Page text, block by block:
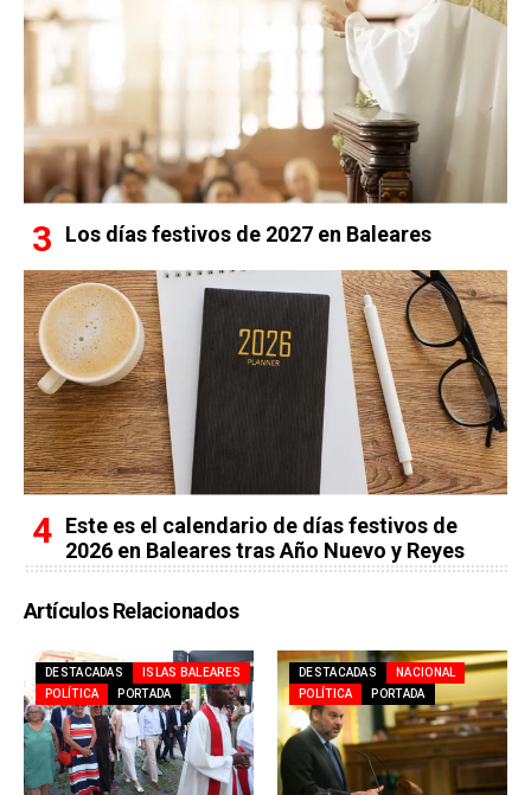
Los días festivos de 2027 en Baleares
Este es el calendario de días festivos de
2026 en Baleares tras Año Nuevo y Reyes
Artículos Relacionados
DESTACADAS
ISLAS BALEARES
POLÍTICA
PORTADA
DESTACADAS
NACIONAL
POLÍTICA
PORTADA